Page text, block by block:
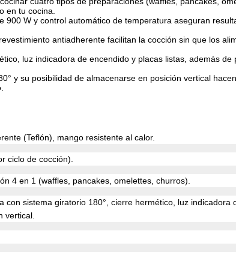
en tu cocina.
900 W y control automático de temperatura aseguran
antiadherente facilitan la cocción sin que los
luz indicadora de encendido y placas listas, además
y su posibilidad de almacenarse en posición vertical
(Teflón), mango resistente al calor.
ciclo de cocción).
4 en 1 (waffles, pancakes, omelettes, churros).
con sistema giratorio 180°, cierre hermético, luz indicadora
vertical.